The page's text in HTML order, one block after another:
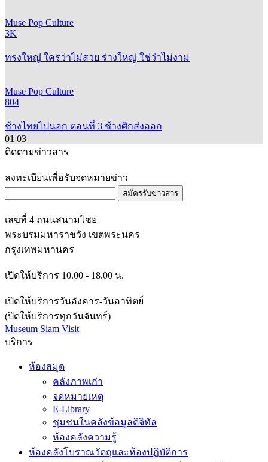
Muse Pop Culture
3K
ทรงใหญ่ ใครว่าไม่สวย ร่างใหญ่ ใช่ว่าไม่งาม
Muse Pop Culture
804
ช้างไทยไปนอก ตอนที่ 3 ช้างศึกส่งออก
01 03
ติดตามข่าวสาร
ลงทะเบียนเพื่อรับจดหมายข่าว
สมัครรับข่าวสาร
เลขที่ 4 ถนนสนามไชย
พระบรมมหาราชวัง เขตพระนคร
กรุงเทพมหานคร
เปิดให้บริการ 10.00 - 18.00 น.
เปิดให้บริการวันอังคาร-วันอาทิตย์
(ปิดให้บริการทุกวันจันทร์)
Museum Siam Visit
บริการ
ห้องสมุด
คลังภาพเก่า
จดหมายเหตุ
E-Library
ชุมชนในคลังข้อมูลดิจิทัล
ห้องคลังความรู้
ห้องคลังโบราณวัตถุและห้องปฏิบัติการ